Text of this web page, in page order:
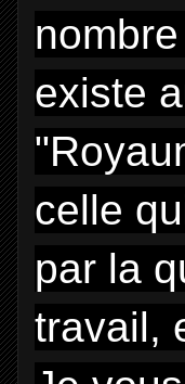
existe
celle
par la
travail,